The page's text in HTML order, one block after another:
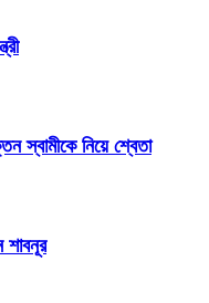
স্বামীকে নিয়ে শ্বেতা
শাবনূর